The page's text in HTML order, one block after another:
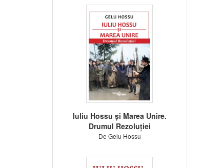
Iuliu Hossu și Marea Unire.
Drumul Rezoluției
De Gelu Hossu